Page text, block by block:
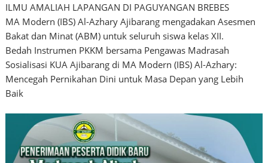
ILMU AMALIAH LAPANGAN DI PAGUYANGAN BREBES
MA Modern (IBS) Al-Azhary Ajibarang mengadakan Asesmen
Bakat dan Minat (ABM) untuk seluruh siswa kelas XII.
Bedah Instrumen PKKM bersama Pengawas Madrasah
Sosialisasi KUA Ajibarang di MA Modern (IBS) Al-Azhary:
Mencegah Pernikahan Dini untuk Masa Depan yang Lebih
Baik